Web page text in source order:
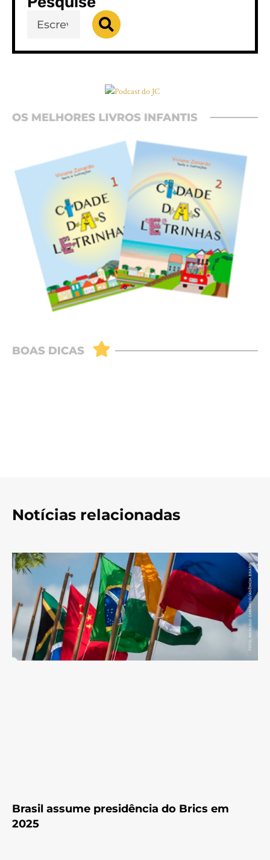
Notícias relacionadas
Brasil assume presidência do Brics em
2025